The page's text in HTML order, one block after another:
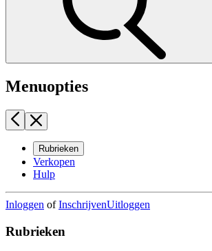
Menuopties
Rubrieken
Verkopen
Hulp
Inloggen ofInschrijvenUitloggen
Rubrieken